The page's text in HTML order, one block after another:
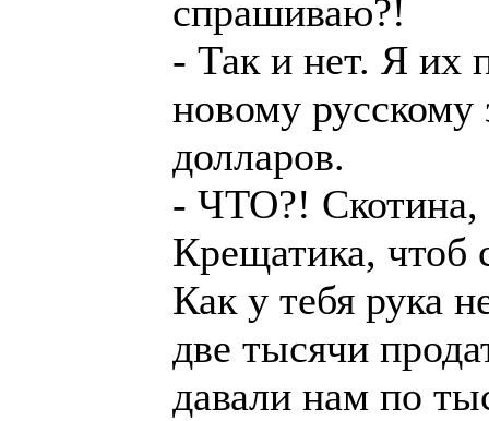
спрашиваю?!
- Так и нет. Я их
новому русскому
долларов.
- ЧТО?! Скотина,
Крещатика, чтоб
Как у тебя рука
две тысячи
давали нам по